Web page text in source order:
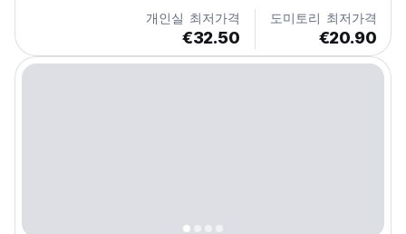
개인실 최저가격
€32.50
도미토리 최저가격
€20.90